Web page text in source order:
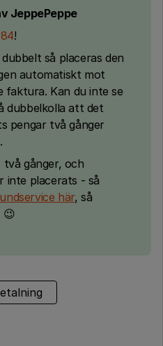
JeppePeppe
!
så placeras den
automatiskt mot
faktura. Kan du inte se
dubbelkolla att det
pengar två gånger
gånger, och
inte placerats - så
här, så
😉